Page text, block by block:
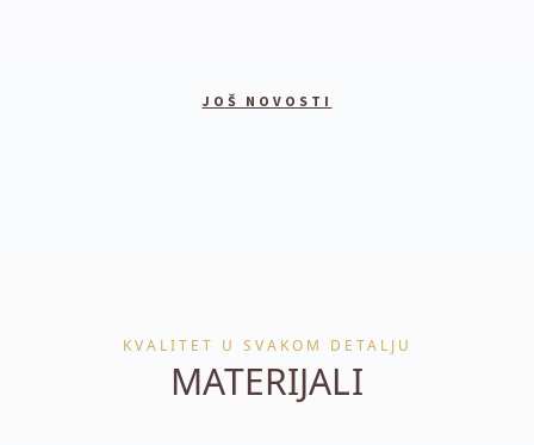
JOŠ NOVOSTI
KVALITET U SVAKOM DETALJU
MATERIJALI